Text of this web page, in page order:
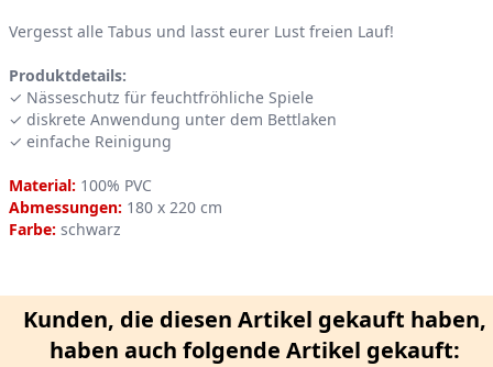
Vergesst alle Tabus und lasst eurer Lust freien Lauf!
Produktdetails:
✓ Nässeschutz für feuchtfröhliche Spiele
✓ diskrete Anwendung unter dem Bettlaken
✓ einfache Reinigung
Material: 100% PVC
Abmessungen: 180 x 220 cm
Farbe: schwarz
Kunden, die diesen Artikel gekauft haben,
haben auch folgende Artikel gekauft: